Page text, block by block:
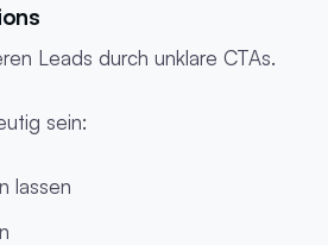
Leads durch unklare CTAs.
sein:
lassen